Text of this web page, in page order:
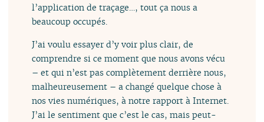
l’application de traçage…, tout ça nous a
beaucoup occupés.
J’ai voulu essayer d’y voir plus clair, de
comprendre si ce moment que nous avons vécu
– et qui n’est pas complètement derrière nous,
malheureusement – a changé quelque chose à
nos vies numériques, à notre rapport à Internet.
J’ai le sentiment que c’est le cas, mais peut-